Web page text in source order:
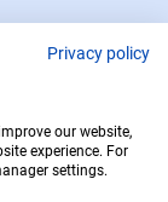
: 112
Privacy policy
our website,
experience. For
settings.